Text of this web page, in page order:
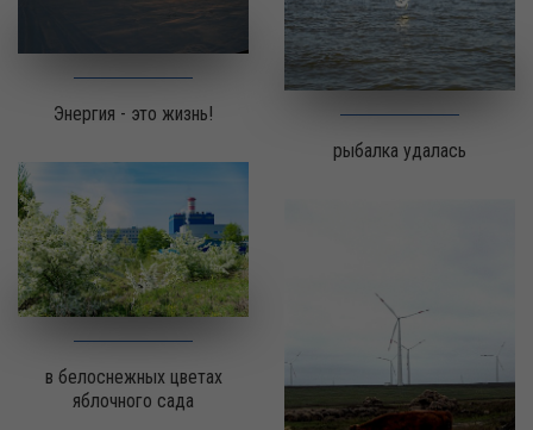
Энергия - это жизнь!
рыбалка удалась
в белоснежных цветах
яблочного сада